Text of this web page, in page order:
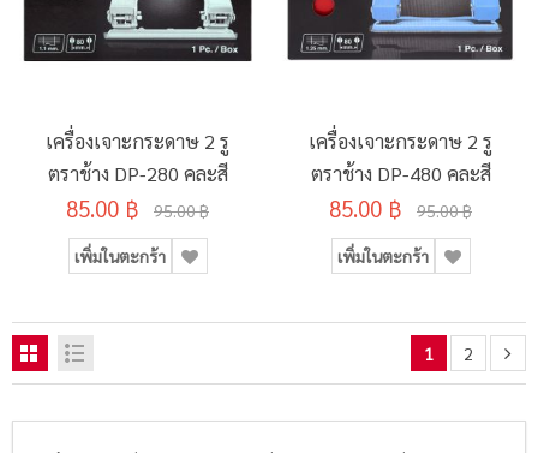
เครื่องเจาะกระดาษ 2 รู
ตราช้าง DP-280 คละสี
85.00 ฿ 95.00 ฿
เพิ่มในตะกร้า
เครื่องเจาะกระดาษ 2 รู
ตราช้าง DP-480 คละสี
85.00 ฿ 95.00 ฿
เพิ่มในตะกร้า
1 2